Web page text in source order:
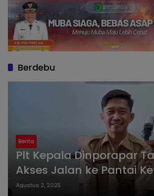
Berdebu
Berita
Plt Kepala Dinporapar
Akses Jalan ke Pantai
Belum di Aspal dan
Agustus 2, 2025